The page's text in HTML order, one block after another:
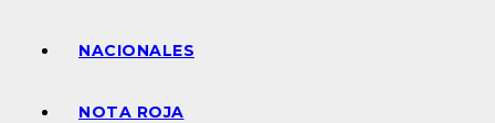
NACIONALES
NOTA ROJA